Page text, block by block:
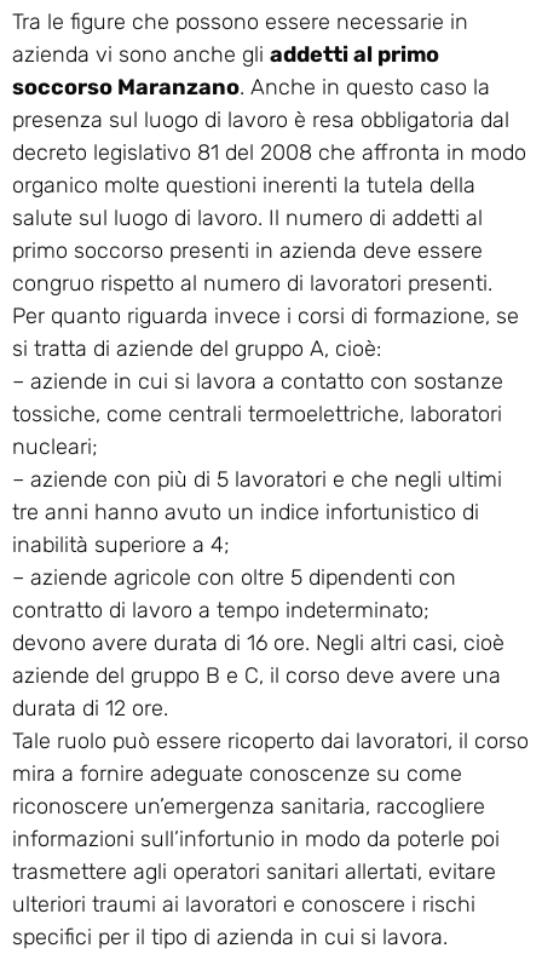
Tra le figure che possono essere necessarie in
azienda vi sono anche gli addetti al primo
soccorso Maranzano. Anche in questo caso la
presenza sul luogo di lavoro è resa obbligatoria dal
decreto legislativo 81 del 2008 che affronta in modo
organico molte questioni inerenti la tutela della
salute sul luogo di lavoro. Il numero di addetti al
primo soccorso presenti in azienda deve essere
congruo rispetto al numero di lavoratori presenti.
Per quanto riguarda invece i corsi di formazione, se
si tratta di aziende del gruppo A, cioè:
– aziende in cui si lavora a contatto con sostanze
tossiche, come centrali termoelettriche, laboratori
nucleari;
– aziende con più di 5 lavoratori e che negli ultimi
tre anni hanno avuto un indice infortunistico di
inabilità superiore a 4;
– aziende agricole con oltre 5 dipendenti con
contratto di lavoro a tempo indeterminato;
devono avere durata di 16 ore. Negli altri casi, cioè
aziende del gruppo B e C, il corso deve avere una
durata di 12 ore.
Tale ruolo può essere ricoperto dai lavoratori, il corso
mira a fornire adeguate conoscenze su come
riconoscere un’emergenza sanitaria, raccogliere
informazioni sull’infortunio in modo da poterle poi
trasmettere agli operatori sanitari allertati, evitare
ulteriori traumi ai lavoratori e conoscere i rischi
specifici per il tipo di azienda in cui si lavora.